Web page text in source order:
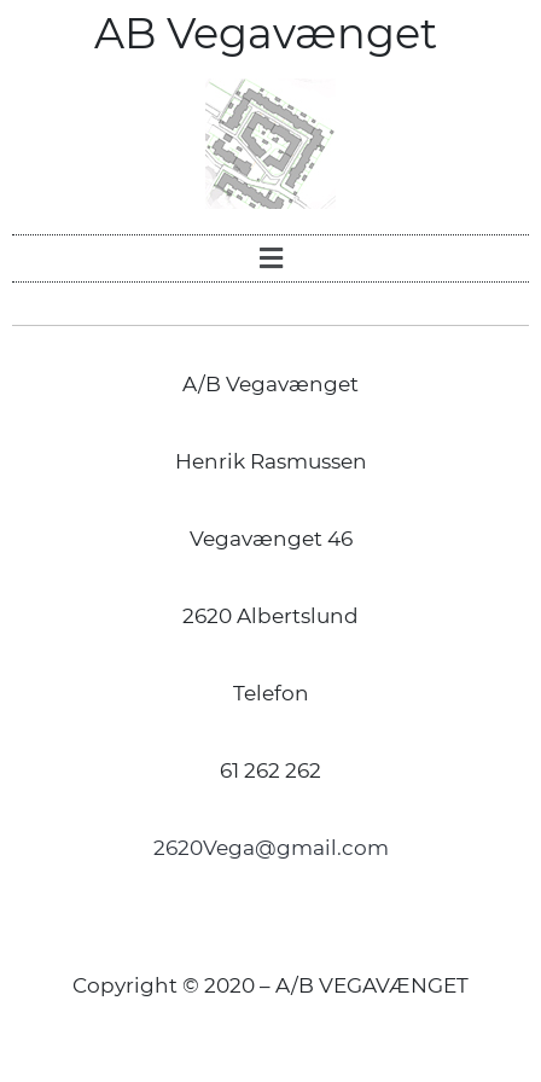
AB Vegavænget
A/B Vegavænget
Henrik Rasmussen
Vegavænget 46
2620 Albertslund
Telefon
61 262 262
2620Vega@gmail.com
Copyright © 2020 – A/B VEGAVÆNGET